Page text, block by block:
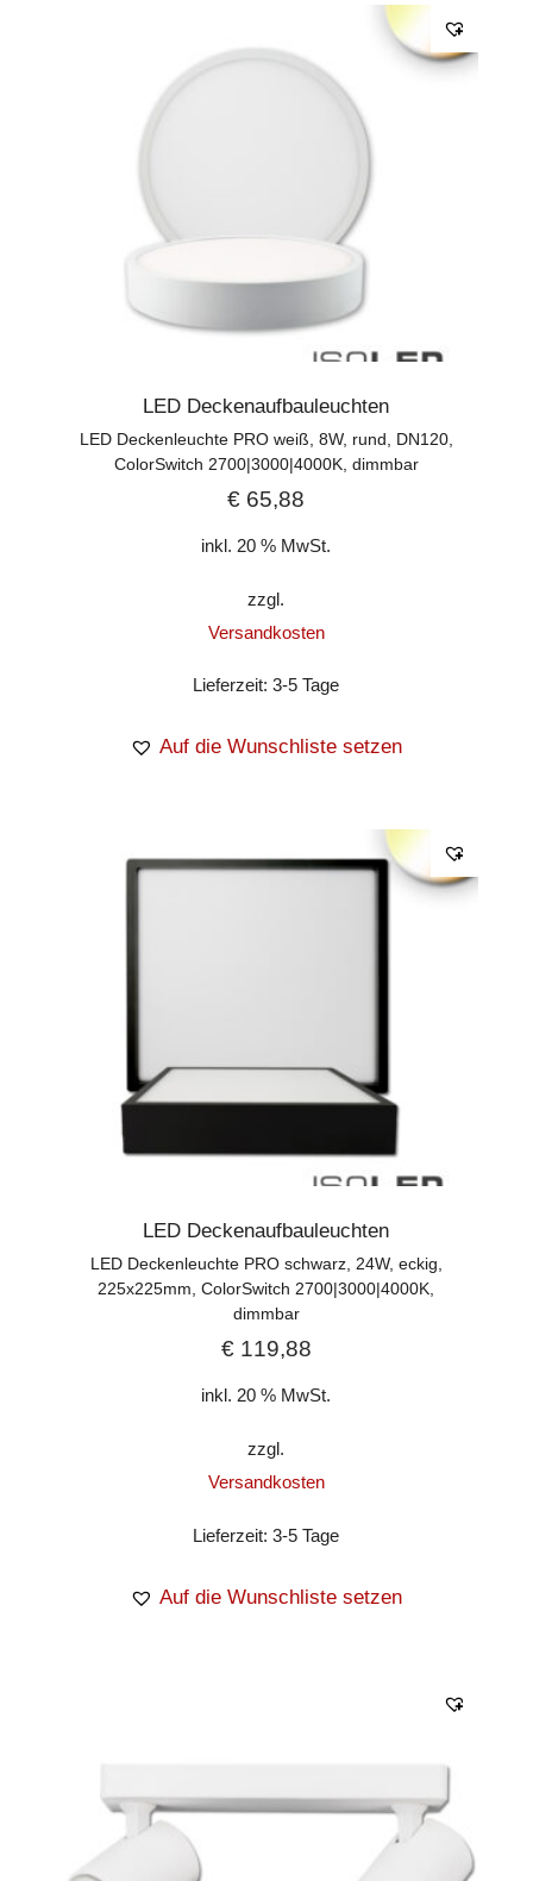
LED Deckenaufbauleuchten
LED Deckenleuchte PRO weiß, 8W, rund, DN120,
ColorSwitch 2700|3000|4000K, dimmbar
€ 65,88
inkl. 20 % MwSt.
zzgl.
Versandkosten
Lieferzeit:3-5 Tage
Auf die Wunschliste setzen
LED Deckenaufbauleuchten
LED Deckenleuchte PRO schwarz, 24W, eckig,
225x225mm, ColorSwitch 2700|3000|4000K,
dimmbar
€119,88
inkl. 20 % MwSt.
zzgl.
Versandkosten
Lieferzeit:3-5 Tage
Auf die Wunschliste setzen